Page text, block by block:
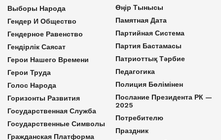
Выборы Народа
Гендер И Общество
Гендерное Равенство
Гендірлік Саясат
Герои Нашего Времени
Герои Труда
Голос Народа
Горизонты Развития
Государственная Служба
Государственные Символы
Гражданская Платформа
Өңір Тынысы
Памятная Дата
Партийная Система
Партия Бастамасы
Патриоттық Тәрбие
Педагогика
Полиция Бөлімінен
Послание Президента РК —
2025
Потребителю
Праздник